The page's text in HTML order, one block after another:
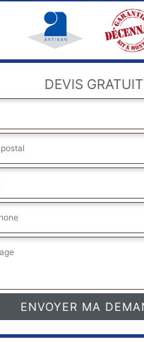
DEVIS GRATUIT